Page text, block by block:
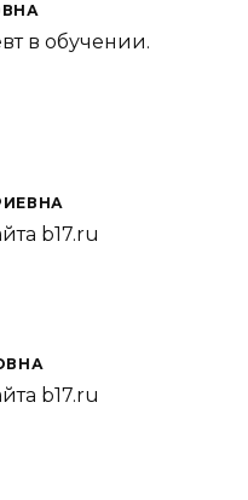
в обучении.
b17.ru
b17.ru